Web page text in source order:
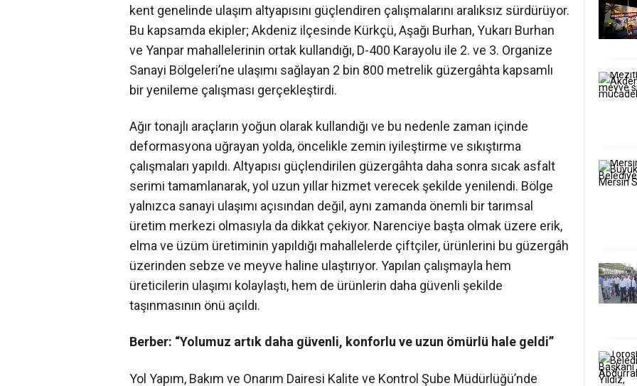
kent genelinde ulaşım altyapısını güçlendiren çalışmalarını aralıksız sürdürüyor.
Bu kapsamda ekipler; Akdeniz ilçesinde Kürkçü, Aşağı Burhan, Yukarı Burhan
ve Yanpar mahallelerinin ortak kullandığı, D-400 Karayolu ile 2. ve 3. Organize
Sanayi Bölgeleri’ne ulaşımı sağlayan 2 bin 800 metrelik güzergâhta kapsamlı
bir yenileme çalışması gerçekleştirdi.
Ağır tonajlı araçların yoğun olarak kullandığı ve bu nedenle zaman içinde
deformasyona uğrayan yolda, öncelikle zemin iyileştirme ve sıkıştırma
çalışmaları yapıldı. Altyapısı güçlendirilen güzergâhta daha sonra sıcak asfalt
serimi tamamlanarak, yol uzun yıllar hizmet verecek şekilde yenilendi. Bölge
yalnızca sanayi ulaşımı açısından değil, aynı zamanda önemli bir tarımsal
üretim merkezi olmasıyla da dikkat çekiyor. Narenciye başta olmak üzere erik,
elma ve üzüm üretiminin yapıldığı mahallelerde çiftçiler, ürünlerini bu güzergâh
üzerinden sebze ve meyve haline ulaştırıyor. Yapılan çalışmayla hem
üreticilerin ulaşımı kolaylaştı, hem de ürünlerin daha güvenli şekilde
taşınmasının önü açıldı.
Berber: “Yolumuz artık daha güvenli, konforlu ve uzun ömürlü hale geldi”
Yol Yapım, Bakım ve Onarım Dairesi Kalite ve Kontrol Şube Müdürlüğü’nde